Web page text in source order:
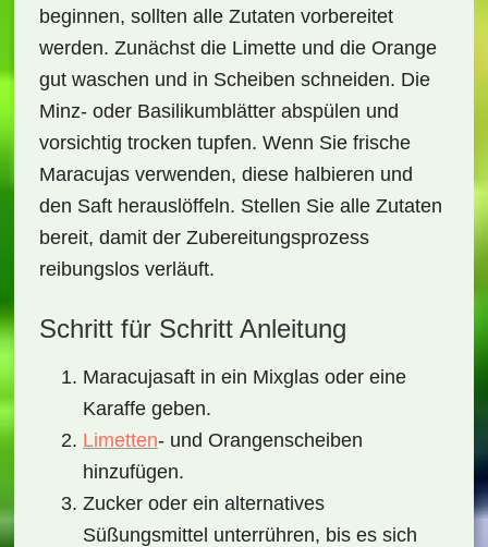
beginnen, sollten alle Zutaten vorbereitet
werden. Zunächst die Limette und die Orange
gut waschen und in Scheiben schneiden. Die
Minz- oder Basilikumblätter abspülen und
vorsichtig trocken tupfen. Wenn Sie frische
Maracujas verwenden, diese halbieren und
den Saft herauslöffeln. Stellen Sie alle Zutaten
bereit, damit der Zubereitungsprozess
reibungslos verläuft.
Schritt für Schritt Anleitung
Maracujasaft in ein Mixglas oder eine
Karaffe geben.
Limetten- und Orangenscheiben
hinzufügen.
Zucker oder ein alternatives
Süßungsmittel unterrühren, bis es sich